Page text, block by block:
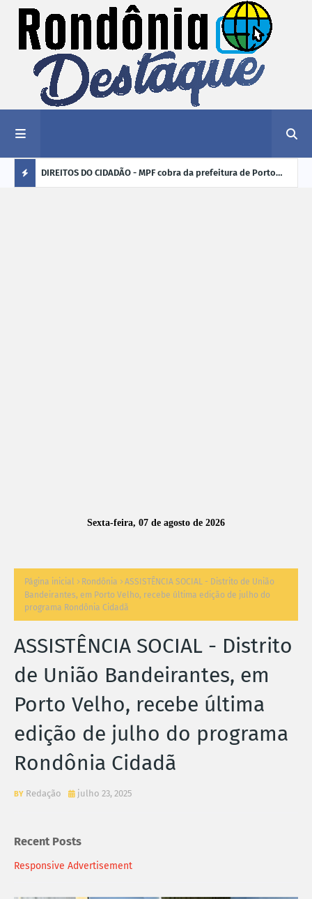
DIREITOS DO CIDADÃO - MPF cobra da prefeitura de Porto
Sexta-feira, 07 de agosto de 2026
Página inicial Rondônia
ASSISTÊNCIA SOCIAL - Distrito de União
Bandeirantes, em Porto Velho, recebe última edição de julho do
programa Rondônia Cidadã
ASSISTÊNCIA SOCIAL - Distrito
de União Bandeirantes, em
Porto Velho, recebe última
edição de julho do programa
Rondônia Cidadã
Redação julho 23, 2025
Recent Posts
Responsive Advertisement